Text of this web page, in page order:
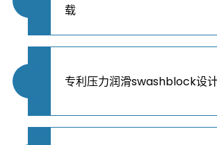
载
专利压力润滑swashblock设